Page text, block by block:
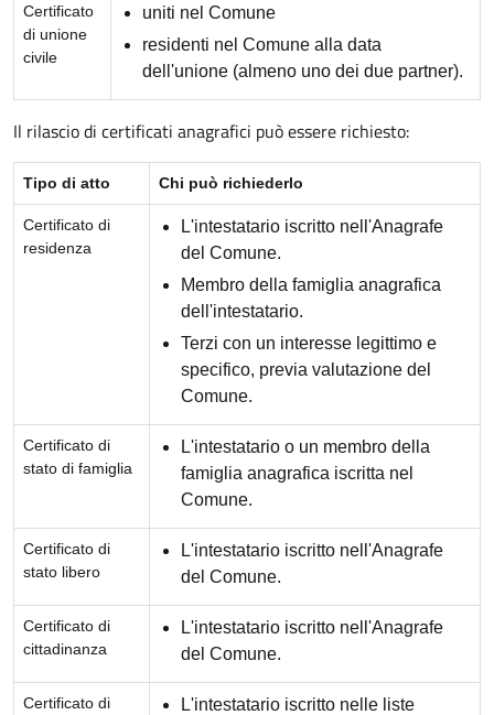
Certificato
di unione
civile
uniti nel Comune
residenti nel Comune alla data
dell'unione (almeno uno dei due partner).
Il rilascio di certificati anagrafici può essere richiesto:
Tipo di atto Chi può richiederlo
Certificato di
residenza
L'intestatario iscritto nell'Anagrafe
del Comune.
Membro della famiglia anagrafica
dell'intestatario.
Terzi con un interesse legittimo e
specifico, previa valutazione del
Comune.
Certificato di
stato di famiglia
L'intestatario o un membro della
famiglia anagrafica iscritta nel
Comune.
Certificato di
stato libero
L'intestatario iscritto nell'Anagrafe
del Comune.
Certificato di
cittadinanza
L'intestatario iscritto nell'Anagrafe
del Comune.
Certificato di
L'intestatario iscritto nelle liste